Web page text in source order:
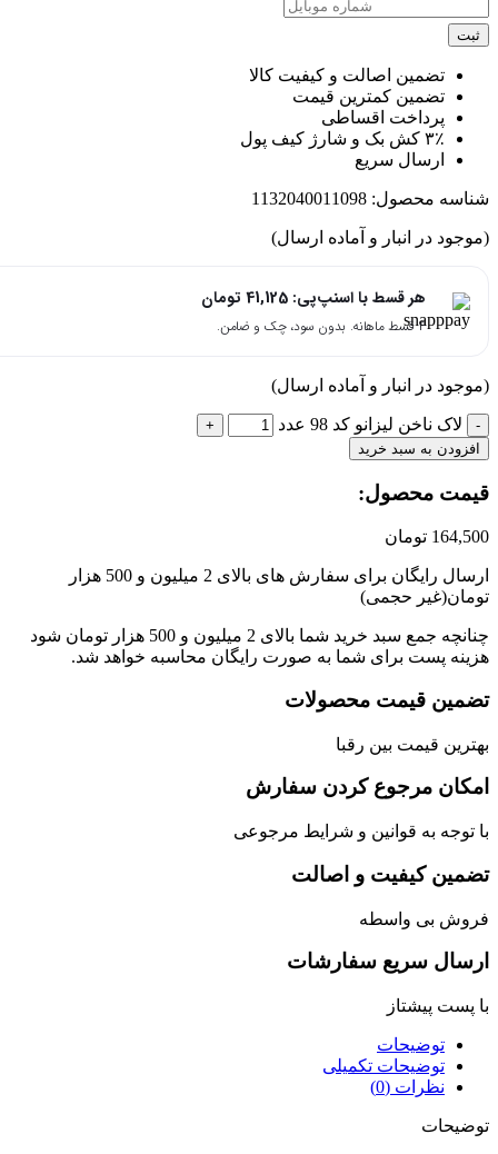
تضمین اصالت و کیفیت کالا
تضمین کمترین قیمت
پرداخت اقساطی
۳٪ کش بک و شارژ کیف پول
ارسال سریع
محصول:1132040011098
در انبار و آماده ارسال)
هر قسط با اسنپ‌پی:41,125تومان
۴ قسط ماهانه. بدون سود، چک و ضامن.
در انبار و آماده ارسال)
لاک ناخن لیزانو کد 98 عدد
به سبد خرید
محصول:​
تومان
ارسال رایگان برای سفارش های بالای 2 میلیون و 500 هزار
حجمی)
چنانچه جمع سبد خرید شما بالای 2 میلیون و 500 هزار تومان شود
پست برای شما به صورت رایگان محاسبه خواهد شد.
قیمت محصولات
قیمت بین رقبا
مرجوع کردن سفارش
به قوانین و شرایط مرجوعی
کیفیت و اصالت
بی واسطه
سریع سفارشات
پیشتاز
توضیحات
توضیحات تکمیلی
نظرات (0)